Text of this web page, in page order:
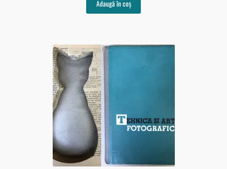
Adaugă în coș